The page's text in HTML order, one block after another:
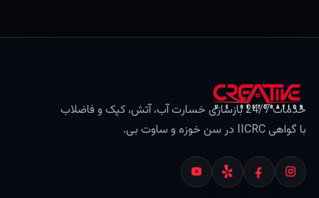
خدمات 24/7 بازسازی خسارت آب، آتش، کپک و فاضلاب
با گواهی IICRC در سن خوزه و ساوت بی.